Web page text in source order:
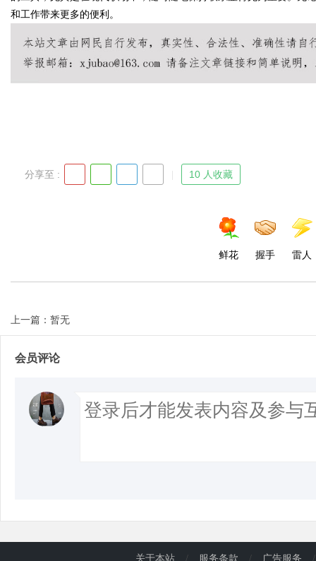
和工作带来更多的便利。
分享至 : 10 人收藏
鲜花 握手 雷人
上一篇：暂无
会员评论
关于本站 / 服务条款 / 广告服务 /